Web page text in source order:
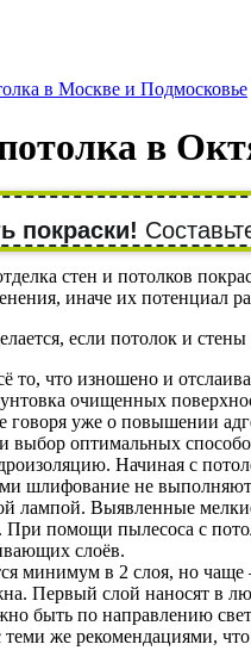
в Москве и Подмосковье
в
покраски!
стен и потолков
иначе их потенциал
если потолок и
то, что изношено и
очищенных
говоря уже о повышении
выбор оптимальных
Начиная с
шлифование не
лампой. Выявленные
При помощи пылесоса с
слоёв.
минимум в 2 слоя, но
Первый слой наносят в
быть по направлению
же рекомендациями,